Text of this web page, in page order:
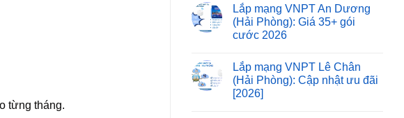
từng tháng.
Lắp mạng VNPT An Dương
(Hải Phòng): Giá 35+ gói
cước 2026
Lắp mạng VNPT Lê Chân
(Hải Phòng): Cập nhật ưu đãi
[2026]